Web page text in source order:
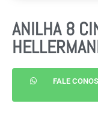
ANILHA 8
FALE